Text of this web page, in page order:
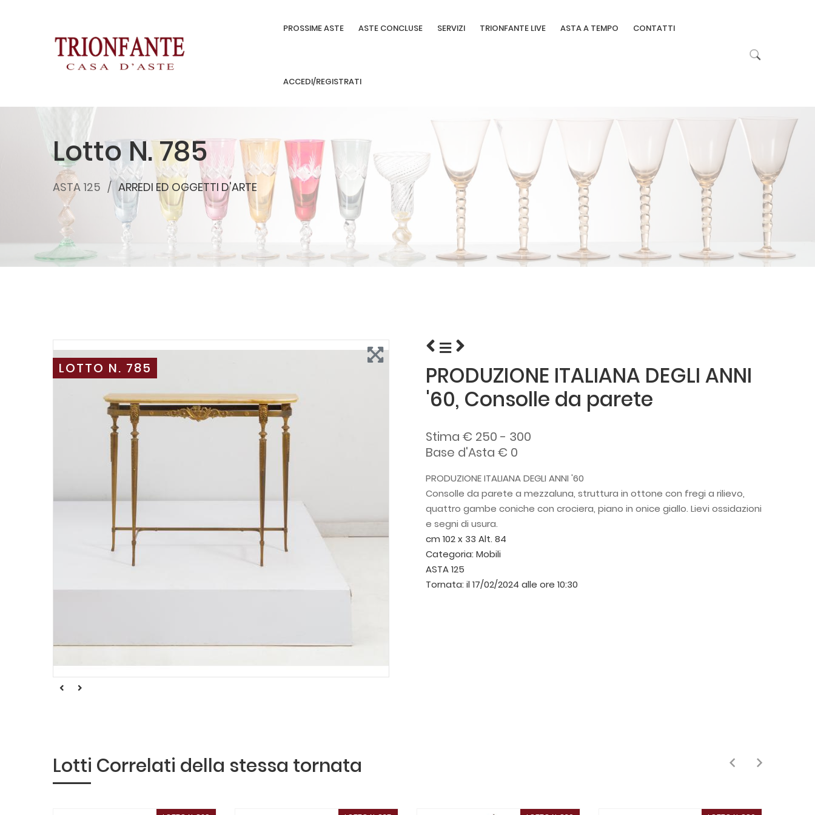
PROSSIME ASTE ASTE CONCLUSE SERVIZI TRIONFANTE LIVE ASTA A TEMPO CONTATTI
ACCEDI/REGISTRATI
Lotto N. 785
ASTA 125 ARREDI ED OGGETTI D'ARTE
LOTTO N. 785
PRODUZIONE ITALIANA DEGLI ANNI
'60, Consolle da parete
Stima € 250 - 300
Base d'Asta € 0
PRODUZIONE ITALIANA DEGLI ANNI '60
Consolle da parete a mezzaluna, struttura in ottone con fregi a rilievo,
quattro gambe coniche con crociera, piano in onice giallo. Lievi ossidazioni
e segni di usura.
cm 102 x 33 Alt. 84
Categoria: Mobili
ASTA 125
Tornata: il 17/02/2024 alle ore 10:30
Lotti Correlati della stessa tornata